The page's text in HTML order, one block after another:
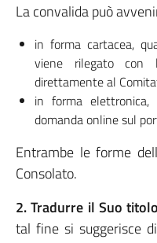
La convalida può
in forma cartacea,
viene rilegato con
direttamente al
in forma elettronica,
domanda online sul
Entrambe le forme
Consolato.
2. Tradurre il Suo
tal fine si suggerisce